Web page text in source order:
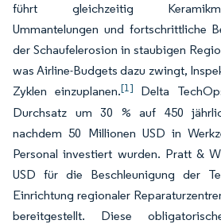
führt gleichzeitig
Ummantelungen und fortschrittliche
der Schaufelerosion in staubigen
was Airline-Budgets dazu zwingt,
Zyklen einzuplanen.[1] Delta
Durchsatz um 30 % auf 450
nachdem 50 Millionen USD in
Personal investiert wurden. Pratt &
USD für die Beschleunigung der
Einrichtung regionaler
bereitgestellt. Diese